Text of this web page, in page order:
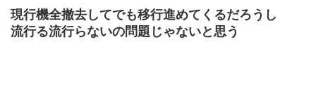
現行機全撤去してでも移行進めてくるだろうし
流行る流行らないの問題じゃないと思う